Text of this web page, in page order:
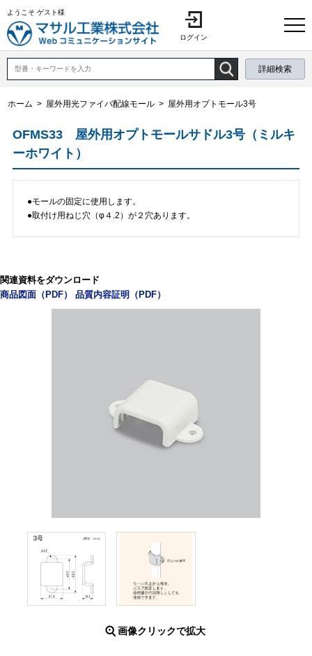
ようこそ ゲスト様
ログイン
詳細検索
ホーム > 屋外用光ファイバ配線モール > 屋外用オプトモール3号
OFMS33 屋外用オプトモールサドル3号（ミルキ
ーホワイト）
●モールの固定に使用します。
●取付け用ねじ穴（φ４.2）が２穴あります。
関連資料をダウンロード
商品図面（PDF）
品質内容証明（PDF）
画像クリックで拡大